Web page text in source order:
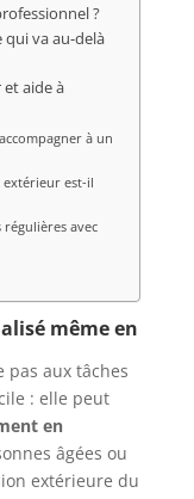
?
qui va au-delà
et aide à
à un
extérieur est-il
avec
même en
aux tâches
: elle peut
en
âgées ou
extérieure du